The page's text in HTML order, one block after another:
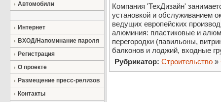
Автомобили
Интернет
ВХОД/Напоминание пароля
Регистрация
О проекте
Размещение пресс-релизов
Контакты
Компания 'ТехДизайн'
установкой и обслуживанием
ведущих европейских
алюминия: пластиковые и
перегородки (павильоны,
балконов и лоджий, входные
Рубрикатор: Строительство »